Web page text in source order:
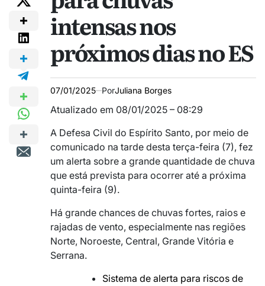
intensas nos
próximos dias no ES
07/01/2025 PorJuliana Borges
Atualizado em 08/01/2025 – 08:29
A Defesa Civil do Espírito Santo, por meio de
comunicado na tarde desta terça-feira (7), fez
um alerta sobre a grande quantidade de chuva
que está prevista para ocorrer até a próxima
quinta-feira (9).
Há grande chances de chuvas fortes, raios e
rajadas de vento, especialmente nas regiões
Norte, Noroeste, Central, Grande Vitória e
Serrana.
Sistema de alerta para riscos de